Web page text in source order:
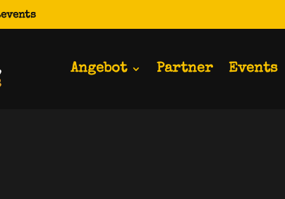
Angebot Partner Events